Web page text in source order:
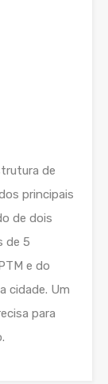
de
principais
de dois
de 5
e do
cidade. Um
para